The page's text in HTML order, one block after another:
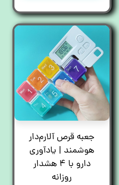
جعبه قرص آلارم‌دار
هوشمند | یادآوری
دارو با ۴ هشدار
روزانه